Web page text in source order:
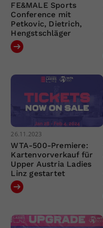
FE&MALE Sports
Conference mit
Petkovic, Dietrich,
Hengstschläger
26.11.2023
WTA-500-Premiere:
Kartenvorverkauf für
Upper Austria Ladies
Linz gestartet